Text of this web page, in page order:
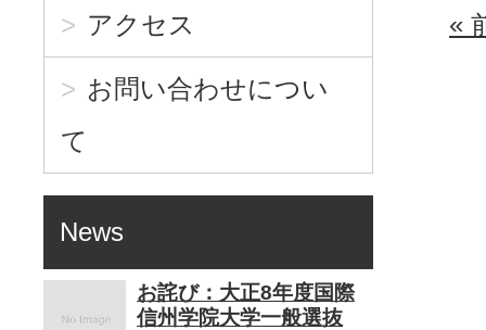
«
アクセス
お問い合わせについ
て
News
お詫び：大正8年度国際
信州学院大学一般選抜